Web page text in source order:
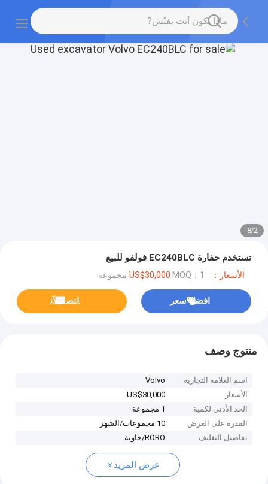
2
/
8
تستخدم حفارة EC240BLC فولفو للبيع
الأسعار：US$30,000 MOQ：1 مجموعة
افضل سعر ﺎﺘﺼﻟ ﺍﻶﻧ
منتوج وصف
اسم العلامة التجارية
Volvo
الأسعار
US$30,000
الحد الأدنى لكمية
1 مجموعة
القدرة على العرض
10 مجموعات/الشهر
تفاصيل التغليف
RORO/حاوية
عرض المزيد